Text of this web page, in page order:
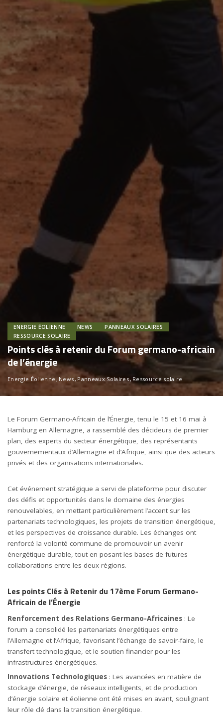
ENERGIE ÉOLIENNE NEWS
PANNEAUX SOLAIRES
RESSOURCE SOLAIRE
Points clés à retenir du Forum germano-africain
de l’énergie
Energie Éolienne News Panneaux Solaires Ressource solaire
Le Forum Germano-Africain de l’Énergie, tenu le 15 et 16 mai à
Hamburg en Allemagne, a rassemblé des décideurs de premier
plan, des experts du secteur énergétique, des représentants
gouvernementaux d’Allemagne et d’Afrique, ainsi que des acteurs
privés et des organisations internationales.
Cet événement stratégique a servi de plateforme pour discuter
des défis et opportunités dans le domaine des énergies
renouvelables, en mettant particulièrement l’accent sur les
partenariats technologiques, les projets de transition énergétique,
et les perspectives de croissance durable. Les échanges ont
renforcé la volonté commune de promouvoir un avenir
énergétique durable, tout en posant les bases de futures
collaborations entre les deux régions.
Les points Clés à Retenir du 17ème Forum Germano-
Africain de l’Énergie
Renforcement des Relations Germano-Africaines : Le
forum a consolidé les partenariats énergétiques entre
l’Allemagne et l’Afrique, favorisant l’échange de savoir-faire, le
transfert technologique, et le soutien financier pour les
infrastructures énergétiques.
Innovations Technologiques : Les avancées en matière de
stockage d’énergie, de réseaux intelligents, et de production
d’énergie solaire et éolienne ont été mises en avant, soulignant
leur rôle clé dans la transition énergétique.